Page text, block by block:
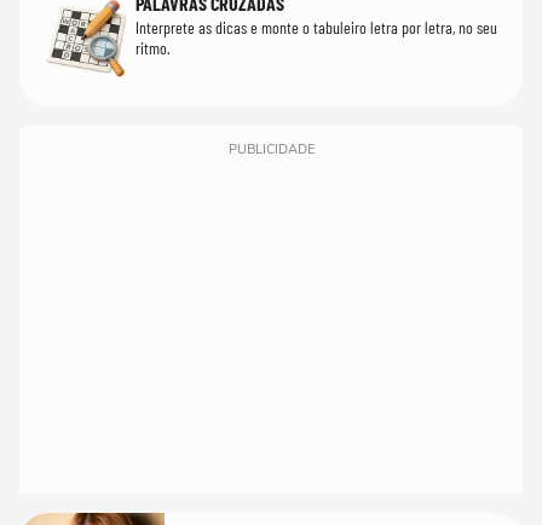
Interprete as dicas e monte o tabuleiro letra por letra, no seu
ritmo.
PUBLICIDADE